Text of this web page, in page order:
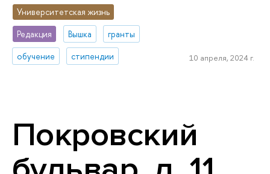
Университетская жизнь
Редакция
Вышка
гранты
обучение
стипендии 10 апреля, 2024 г.
Покровский